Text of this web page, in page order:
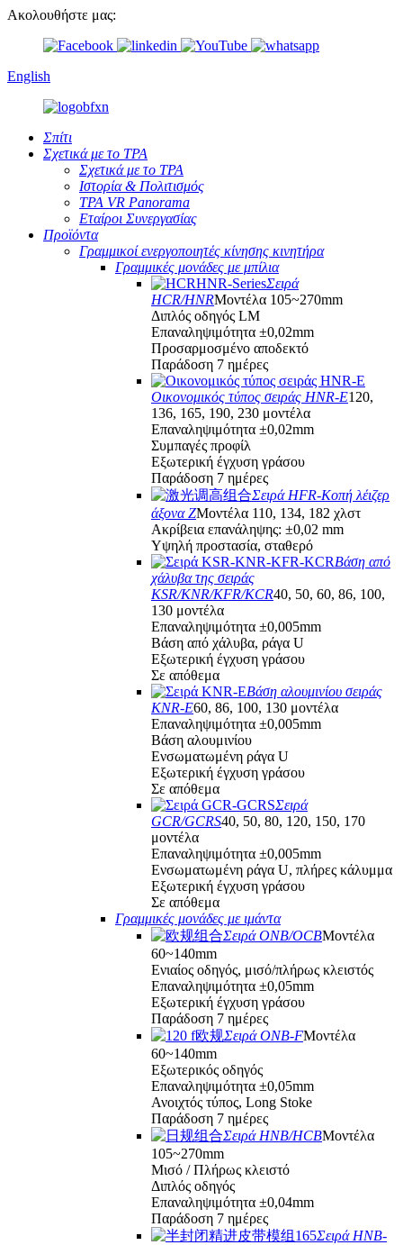
Ακολουθήστε μας:
English
Σπίτι
Σχετικά με το TPA
Σχετικά με το TPA
Ιστορία & Πολιτισμός
TPA VR Panorama
Εταίροι Συνεργασίας
Προϊόντα
Γραμμικοί ενεργοποιητές κίνησης κινητήρα
Γραμμικές μονάδες με μπίλια
Σειρά
HCR/HNRΜοντέλα 105~270mm
Διπλός οδηγός LM
Επαναληψιμότητα ±0,02mm
Προσαρμοσμένο αποδεκτό
Παράδοση 7 ημέρες
Οικονομικός τύπος σειράς HNR-E120,
136, 165, 190, 230 μοντέλα
Επαναληψιμότητα ±0,02mm
Συμπαγές προφίλ
Εξωτερική έγχυση γράσου
Παράδοση 7 ημέρες
Σειρά HFR-Κοπή λέιζερ
άξονα ZΜοντέλα 110, 134, 182 χλστ
Ακρίβεια επανάληψης: ±0,02 mm
Υψηλή προστασία, σταθερό
Βάση από
χάλυβα της σειράς
KSR/KNR/KFR/KCR40, 50, 60, 86, 100,
130 μοντέλα
Επαναληψιμότητα ±0,005mm
Βάση από χάλυβα, ράγα U
Εξωτερική έγχυση γράσου
Σε απόθεμα
Βάση αλουμινίου σειράς
KNR-E60, 86, 100, 130 μοντέλα
Επαναληψιμότητα ±0,005mm
Βάση αλουμινίου
Ενσωματωμένη ράγα U
Εξωτερική έγχυση γράσου
Σε απόθεμα
Σειρά
GCR/GCRS40, 50, 80, 120, 150, 170
μοντέλα
Επαναληψιμότητα ±0,005mm
Ενσωματωμένη ράγα U, πλήρες κάλυμμα
Εξωτερική έγχυση γράσου
Σε απόθεμα
Γραμμικές μονάδες με ιμάντα
Σειρά ONB/OCBΜοντέλα
60~140mm
Ενιαίος οδηγός, μισό/πλήρως κλειστός
Επαναληψιμότητα ±0,05mm
Εξωτερική έγχυση γράσου
Παράδοση 7 ημέρες
Σειρά ONB-FΜοντέλα
60~140mm
Εξωτερικός οδηγός
Επαναληψιμότητα ±0,05mm
Ανοιχτός τύπος, Long Stoke
Παράδοση 7 ημέρες
Σειρά HNB/HCBΜοντέλα
105~270mm
Μισό / Πλήρως κλειστό
Διπλός οδηγός
Επαναληψιμότητα ±0,04mm
Παράδοση 7 ημέρες
Σειρά HNB-